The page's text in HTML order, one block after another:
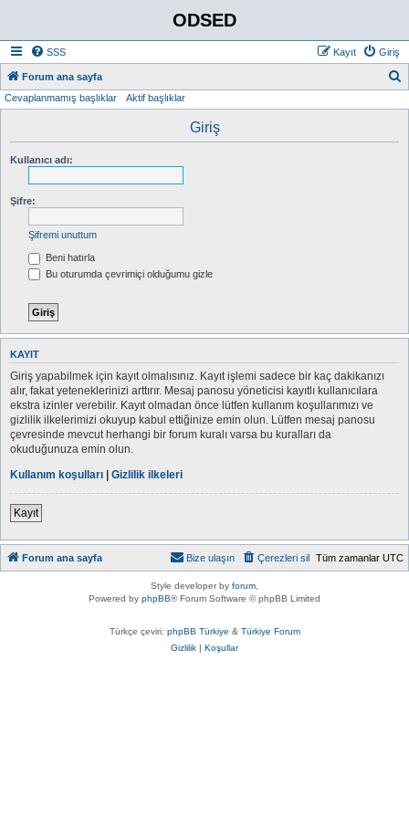
ODSED
SSS Giriş
Kayıt
Forum ana sayfa
Cevaplanmamış başlıklar Aktif başlıklar
Giriş
Kullanıcı adı:
Şifre:
Şifremi unuttum
Beni hatırla
Bu oturumda çevrimiçi olduğumu gizle
KAYIT
Giriş yapabilmek için kayıt olmalısınız. Kayıt işlemi sadece bir kaç dakikanızı
alır, fakat yeteneklerinizi arttırır. Mesaj panosu yöneticisi kayıtlı kullanıcılara
ekstra izinler verebilir. Kayıt olmadan önce lütfen kullanım koşullarımızı ve
gizlilik ilkelerimizi okuyup kabul ettiğinize emin olun. Lütfen mesaj panosu
çevresinde mevcut herhangi bir forum kuralı varsa bu kuralları da
okuduğunuza emin olun.
Kullanım koşulları | Gizlilik ilkeleri
Kayıt
Forum ana sayfa Tüm zamanlar UTC
Çerezleri sil
Bize ulaşın
Style developer by forum
Powered by phpBB® Forum Software © phpBB Limited
Türkçe çeviri: phpBB Türkiye & Türkiye Forum
Gizlilik | Koşullar